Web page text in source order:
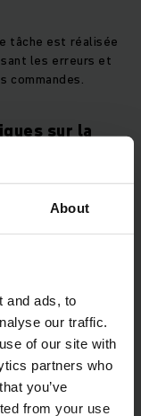
About
and ads, to
our traffic.
of our site with
partners who
you’ve
from your use
tâche est réalisée
les erreurs et
commandes.
sur la
révolutionnent la
entre
des stocks et à
des stocks et
rayonnages. Grâce
coordonner les
d’œuvre.